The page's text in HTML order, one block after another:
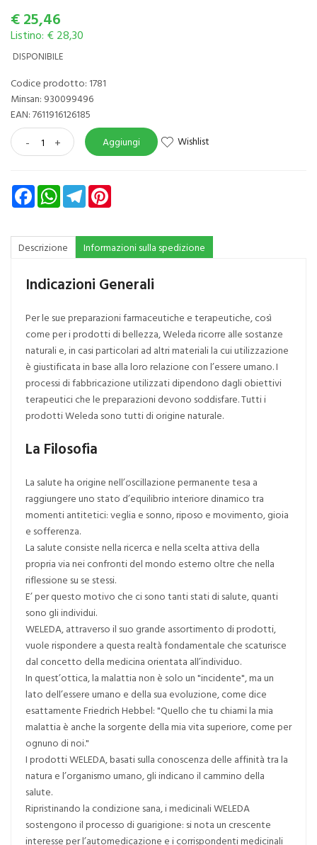
€25,46
Listino: € 28,30
DISPONIBILE
Codice prodotto: 1781
Minsan: 930099496
EAN: 7611916126185
- + Aggiungi Wishlist
FacebookWhatsAppTelegram
Descrizione Informazioni sulla spedizione
Indicazioni Generali
Per le sue preparazioni farmaceutiche e terapeutiche, così
come per i prodotti di bellezza, Weleda ricorre alle sostanze
naturali e, in casi particolari ad altri materiali la cui utilizzazione
è giustificata in base alla loro relazione con l’essere umano. I
processi di fabbricazione utilizzati dipendono dagli obiettivi
terapeutici che le preparazioni devono soddisfare. Tutti i
prodotti Weleda sono tutti di origine naturale.
La Filosofia
La salute ha origine nell’oscillazione permanente tesa a
raggiungere uno stato d’equilibrio interiore dinamico tra
momenti antitetici: veglia e sonno, riposo e movimento, gioia
e sofferenza.
La salute consiste nella ricerca e nella scelta attiva della
propria via nei confronti del mondo esterno oltre che nella
riflessione su se stessi.
E’ per questo motivo che ci sono tanti stati di salute, quanti
sono gli individui.
WELEDA, attraverso il suo grande assortimento di prodotti,
vuole rispondere a questa realtà fondamentale che scaturisce
dal concetto della medicina orientata all’individuo.
In quest’ottica, la malattia non è solo un "incidente", ma un
lato dell’essere umano e della sua evoluzione, come dice
esattamente Friedrich Hebbel: "Quello che tu chiami la mia
malattia è anche la sorgente della mia vita superiore, come per
ognuno di noi."
I prodotti WELEDA, basati sulla conoscenza delle affinità tra la
natura e l’organismo umano, gli indicano il cammino della
salute.
Ripristinando la condizione sana, i medicinali WELEDA
sostengono il processo di guarigione: si nota un crescente
interesse per l’automedicazione e i corrispondenti medicinali